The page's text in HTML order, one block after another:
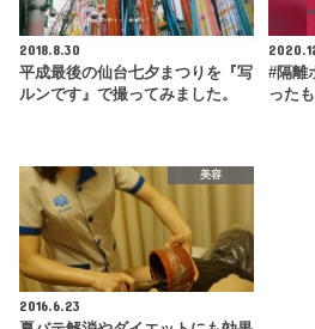
2018.8.30
平成最後の仙台七夕まつりを『写
ルンです』で撮ってみました。
#隔離
った
美容
2016.6.23